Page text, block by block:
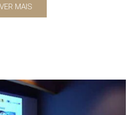
VER MAIS